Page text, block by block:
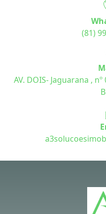
(81)
AV. DOIS- Jaguarana ,